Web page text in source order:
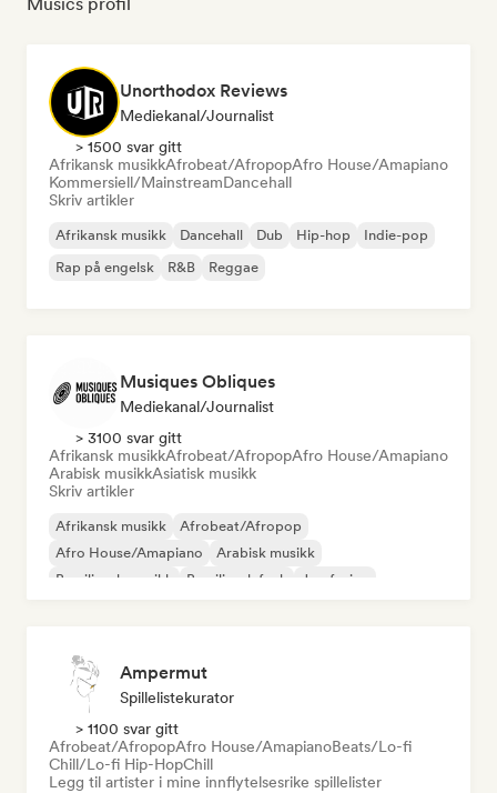
Unorthodox Reviews
Mediekanal/journalist
> 1500 svar gitt
Afrikansk musikkAfrobeat/AfropopAfro House/Amapiano
Kommersiell/MainstreamDancehall
Skriv artikler
Afrikansk musikk Dancehall Dub Hip-hop
Indie-pop
Rap på engelsk
R&B Reggae
Musiques Obliques
Mediekanal/journalist
> 3100 svar gitt
Afrikansk musikkAfrobeat/AfropopAfro House/Amapiano
Arabisk musikkAsiatisk musikk
Skriv artikler
Afrikansk musikk
Afrobeat/Afropop
Afro House/Amapiano
Arabisk musikk
Brasiliansk musikk
Brasiliansk funk
Jazzfusion
Ampermut
Spillelistekurator
> 1100 svar gitt
Afrobeat/AfropopAfro House/AmapianoBeats/Lo-fi
Chill/Lo-fi Hip-HopChill
Legg til artister i mine innflytelsesrike spillelister